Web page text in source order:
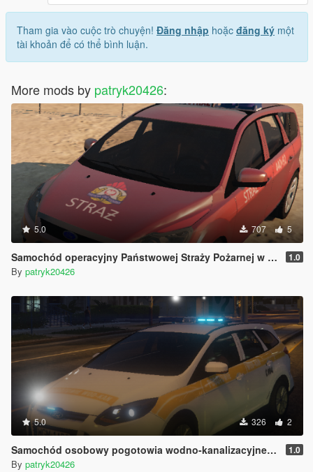
Tham gia vào cuộc trò chuyện! Đăng nhập hoặc đăng ký một
tài khoản để có thể bình luận.
More mods by patryk20426:
5.0 707 5
Samochód operacyjny Państwowej Straży Pożarnej w Grodzisku Mazowieckim FORD FOCUS 1.0
By patryk20426
5.0 326 2
Samochód osobowy pogotowia wodno-kanalizacyjnego 1.0
By patryk20426